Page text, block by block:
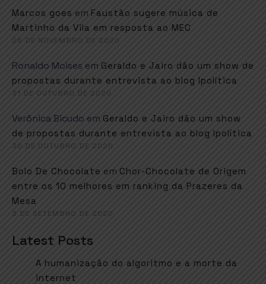
Marcos goes em Faustão sugere música de
Martinho da Vila em resposta ao MEC
26 DE NOVEMBRO DE 2020
Ronaldo Moises em Geraldo e Jairo dão um show de
propostas durante entrevista ao blog Ipolítica
31 DE OUTUBRO DE 2020
Verônica Bicudo em Geraldo e Jairo dão um show
de propostas durante entrevista ao blog Ipolítica
30 DE OUTUBRO DE 2020
Bolo De Chocolate em Chor-Chocolate de Origem
entre os 10 melhores em ranking da Prazeres da
Mesa
3 DE SETEMBRO DE 2020
Latest Posts
A humanização do algoritmo e a morte da
internet